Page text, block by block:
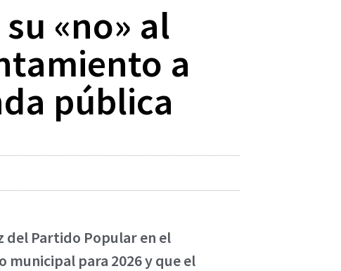
«no» al
a
pública
del Partido Popular en el
para 2026 y que el